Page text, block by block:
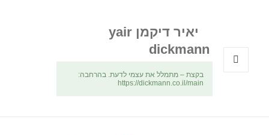
יאיר דיקמן yair
dickmann
בקצת – מתמלל את עצמי לדעת. בהרחבה:
https://dickmann.co.il/main